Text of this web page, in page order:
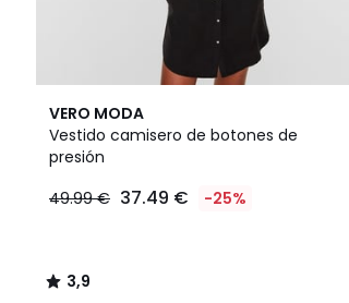
VERO MODA
Vestido camisero de botones de
presión
€
49.99
49.99 € 37.49 € -25%
3,9
/ 5
3,9
/